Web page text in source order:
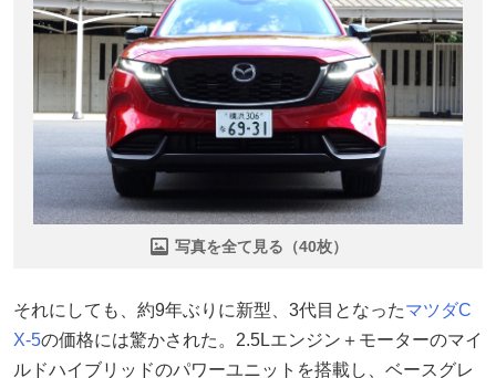
写真を全て見る（40枚）
それにしても、約9年ぶりに新型、3代目となったマツダC
X-5の価格には驚かされた。2.5Lエンジン＋モーターのマイ
ルドハイブリッドのパワーユニットを搭載し、ベースグレ